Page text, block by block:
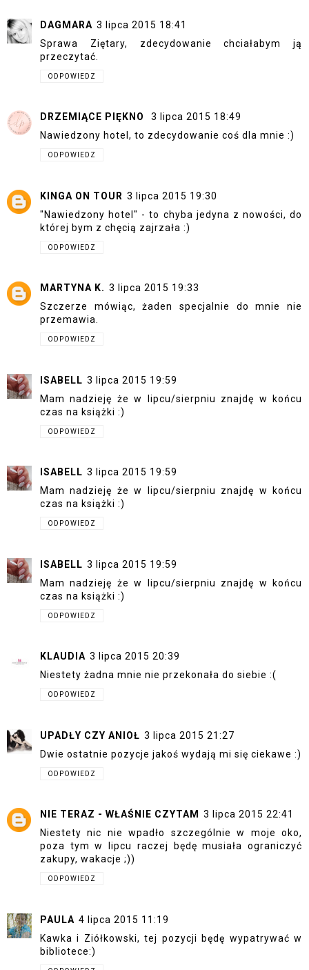
DAGMARA 3 lipca 2015 18:41
Sprawa Ziętary, zdecydowanie chciałabym ją
przeczytać.
ODPOWIEDZ
DRZEMIĄCE PIĘKNO
3 lipca 2015 18:49
Nawiedzony hotel, to zdecydowanie coś dla mnie :)
ODPOWIEDZ
KINGA ON TOUR 3 lipca 2015 19:30
"Nawiedzony hotel" - to chyba jedyna z nowości, do
której bym z chęcią zajrzała :)
ODPOWIEDZ
MARTYNA K. 3 lipca 2015 19:33
Szczerze mówiąc, żaden specjalnie do mnie nie
przemawia.
ODPOWIEDZ
ISABELL 3 lipca 2015 19:59
Mam nadzieję że w lipcu/sierpniu znajdę w końcu
czas na książki :)
ODPOWIEDZ
ISABELL 3 lipca 2015 19:59
Mam nadzieję że w lipcu/sierpniu znajdę w końcu
czas na książki :)
ODPOWIEDZ
ISABELL 3 lipca 2015 19:59
Mam nadzieję że w lipcu/sierpniu znajdę w końcu
czas na książki :)
ODPOWIEDZ
KLAUDIA 3 lipca 2015 20:39
Niestety żadna mnie nie przekonała do siebie :(
ODPOWIEDZ
UPADŁY CZY ANIOŁ 3 lipca 2015 21:27
Dwie ostatnie pozycje jakoś wydają mi się ciekawe :)
ODPOWIEDZ
NIE TERAZ - WŁAŚNIE CZYTAM
3 lipca 2015 22:41
Niestety nic nie wpadło szczególnie w moje oko,
poza tym w lipcu raczej będę musiała ograniczyć
zakupy, wakacje ;))
ODPOWIEDZ
PAULA 4 lipca 2015 11:19
Kawka i Ziółkowski, tej pozycji będę wypatrywać w
bibliotece:)